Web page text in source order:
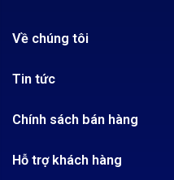
Về chúng tôi
Quy chế hoạt động
Tra cứu đơn hàng
Tin tức
Công nghệ - Sản phẩm mới
Chính sách bán hàng
Hỗ trợ khách hàng